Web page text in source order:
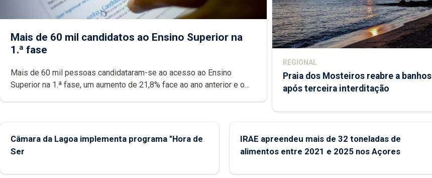
Mais de 60 mil candidatos ao Ensino Superior na
1.ª fase
Mais de 60 mil pessoas candidataram-se ao acesso ao Ensino
Superior na 1.ª fase, um aumento de 21,8% face ao ano anterior e o
REGIONAL
Praia dos Mosteiros reabre a banhos
após terceira interditação
Câmara da Lagoa implementa programa "Hora de
Ser
IRAE apreendeu mais de 32 toneladas de
alimentos entre 2021 e 2025 nos Açores